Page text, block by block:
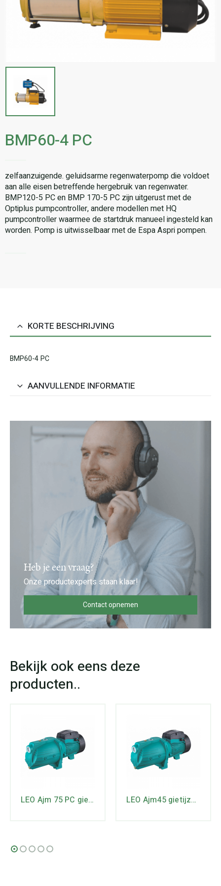
BMP60-4 PC
zelfaanzuigende. geluidsarme regenwaterpomp die voldoet
aan alle eisen betreffende hergebruik van regenwater.
BMP120-5 PC en BMP 170-5 PC zijn uitgerust met de
Optiplus pumpcontroller, andere modellen met HQ
pumpcontroller waarmee de startdruk manueel ingesteld kan
worden. Pomp is uitwisselbaar met de Espa Aspri pompen.
KORTE BESCHRIJVING
BMP60-4 PC
AANVULLENDE INFORMATIE
Heb je een vraag?
Onze productexperts staan klaar!
Contact opnemen
LEO Ajm 75 PC gietijzeren JET pomp LEO Ajm45 gietijzeren JET-pomp